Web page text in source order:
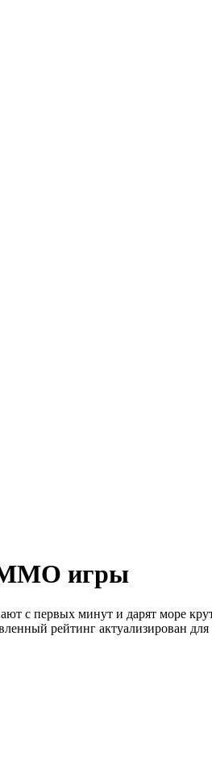
игры
с первых минут и дарят море
рейтинг актуализирован для